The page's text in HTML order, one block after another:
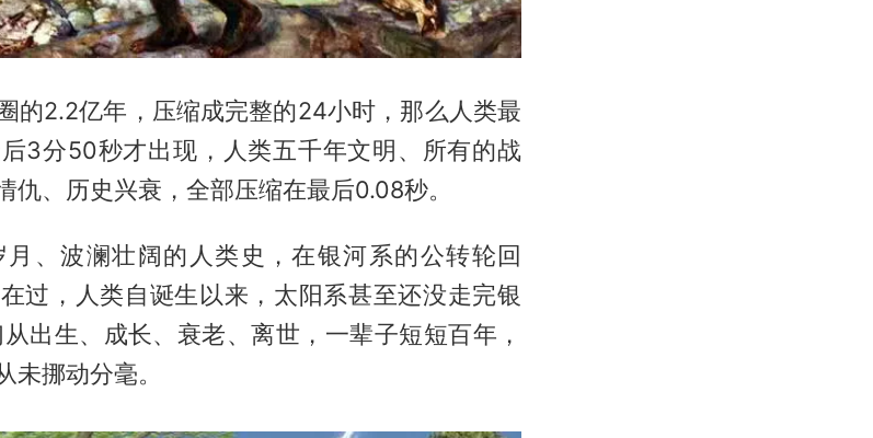
的2.2亿年，压缩成完整的24小时，那么人类最
3分50秒才出现，人类五千年文明、所有的战
仇、历史兴衰，全部压缩在最后0.08秒。
、波澜壮阔的人类史，在银河系的公转轮回
过，人类自诞生以来，太阳系甚至还没走完银
出生、成长、衰老、离世，一辈子短短百年，
未挪动分毫。